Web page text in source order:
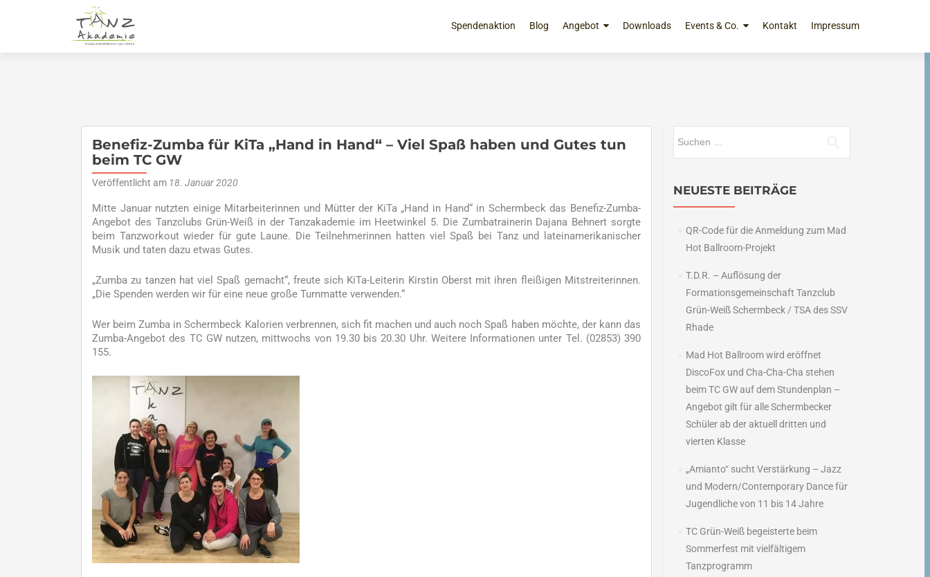
Inhalt
Spendenaktion Blog Angebot Downloads Events & Co. Kontakt Impressum
Benefiz-Zumba für KiTa „Hand in Hand“ – Viel Spaß haben und Gutes tun
beim TC GW
Veröffentlicht am 18. Januar 2020
Mitte Januar nutzten einige Mitarbeiterinnen und Mütter der KiTa „Hand in Hand“ in Schermbeck das Benefiz-Zumba-
Angebot des Tanzclubs Grün-Weiß in der Tanzakademie im Heetwinkel 5. Die Zumbatrainerin Dajana Behnert sorgte
beim Tanzworkout wieder für gute Laune. Die Teilnehmerinnen hatten viel Spaß bei Tanz und lateinamerikanischer
Musik und taten dazu etwas Gutes.
„Zumba zu tanzen hat viel Spaß gemacht“, freute sich KiTa-Leiterin Kirstin Oberst mit ihren fleißigen Mitstreiterinnen.
„Die Spenden werden wir für eine neue große Turnmatte verwenden.“
Wer beim Zumba in Schermbeck Kalorien verbrennen, sich fit machen und auch noch Spaß haben möchte, der kann das
Zumba-Angebot des TC GW nutzen, mittwochs von 19.30 bis 20.30 Uhr. Weitere Informationen unter Tel. (02853) 390
155.
NEUESTE BEITRÄGE
QR-Code für die Anmeldung zum Mad
Hot Ballroom-Projekt
T.D.R. – Auflösung der
Formationsgemeinschaft Tanzclub
Grün-Weiß Schermbeck / TSA des SSV
Rhade
Mad Hot Ballroom wird eröffnet
DiscoFox und Cha-Cha-Cha stehen
beim TC GW auf dem Stundenplan –
Angebot gilt für alle Schermbecker
Schüler ab der aktuell dritten und
vierten Klasse
„Amianto“ sucht Verstärkung – Jazz
und Modern/Contemporary Dance für
Jugendliche von 11 bis 14 Jahre
TC Grün-Weiß begeisterte beim
Sommerfest mit vielfältigem
Tanzprogramm